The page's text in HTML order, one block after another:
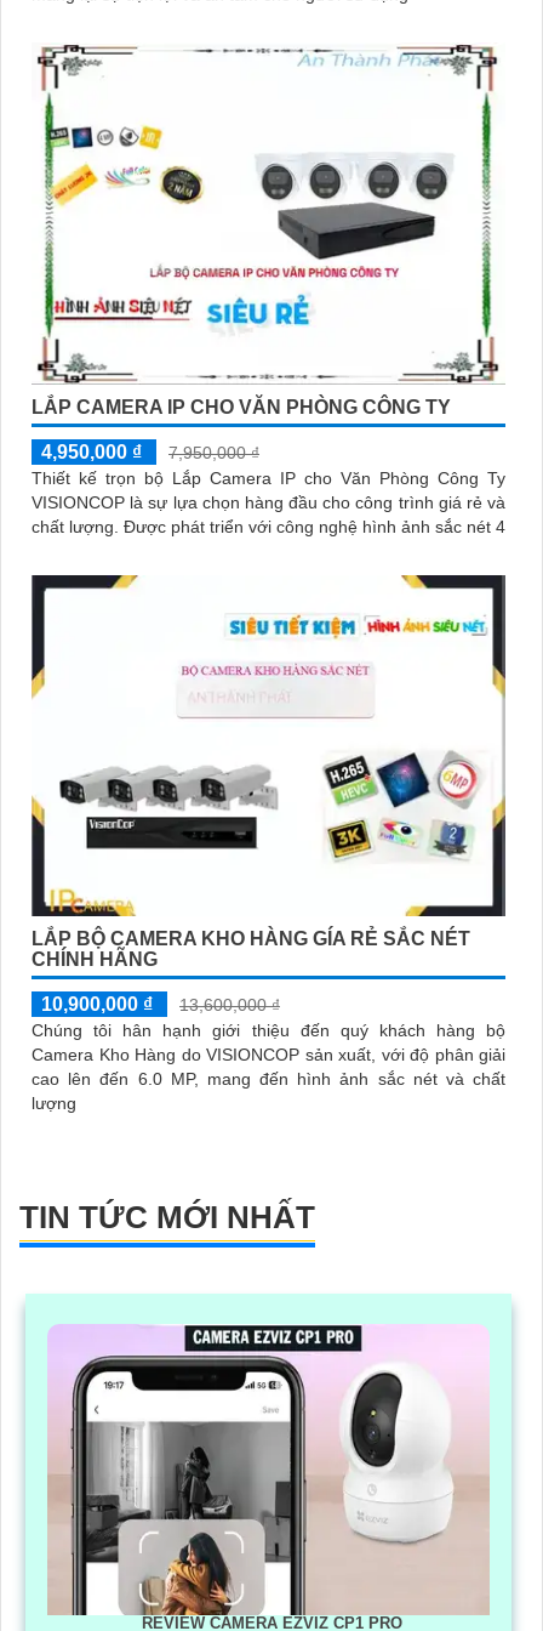
LẮP CAMERA IP CHO VĂN PHÒNG CÔNG TY
4,950,000 ₫
7,950,000 ₫
Thiết kế trọn bộ Lắp Camera IP cho Văn Phòng Công Ty
VISIONCOP là sự lựa chọn hàng đầu cho công trình giá rẻ và
chất lượng. Được phát triển với công nghệ hình ảnh sắc nét 4
LẮP BỘ CAMERA KHO HÀNG GÍA RẺ SẮC NÉT
CHÍNH HÃNG
10,900,000 ₫
13,600,000 ₫
Chúng tôi hân hạnh giới thiệu đến quý khách hàng bộ
Camera Kho Hàng do VISIONCOP sản xuất, với độ phân giải
cao lên đến 6.0 MP, mang đến hình ảnh sắc nét và chất
lượng
TIN TỨC MỚI NHẤT
REVIEW CAMERA EZVIZ CP1 PRO